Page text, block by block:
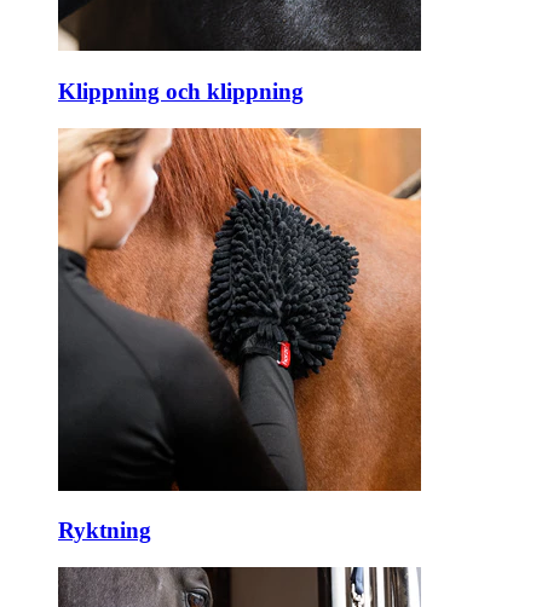
Klippning och klippning
Ryktning